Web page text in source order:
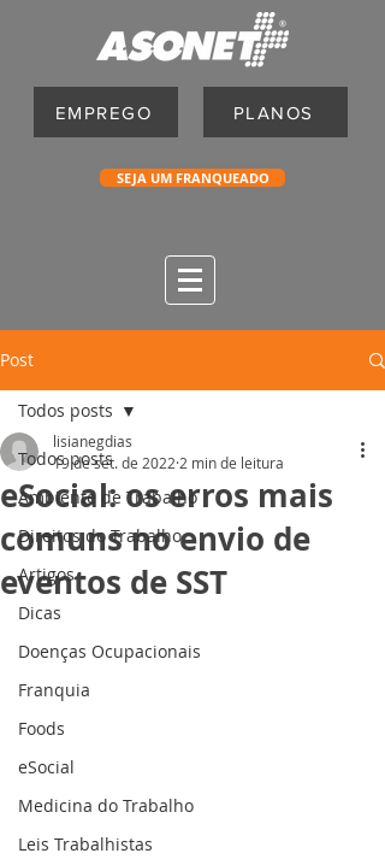
EMPREGO PLANOS
SEJA UM FRANQUEADO
Post
Todos posts
Ambiente de Trabalho
Direitos do Trabalho
Artigos
Dicas
Doenças Ocupacionais
Franquia
Foods
eSocial
Medicina do Trabalho
Leis Trabalhistas
Todos posts
eSocial: os erros mais
comuns no envio de
eventos de SST
lisianegdias
19 de set. de 2022 2 min de leitura